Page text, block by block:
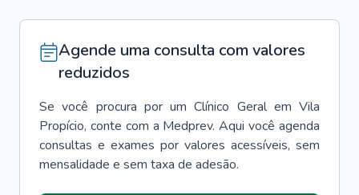
Agende uma consulta com valores
reduzidos
Se você procura por um Clínico Geral em Vila
Propício, conte com a Medprev. Aqui você agenda
consultas e exames por valores acessíveis, sem
mensalidade e sem taxa de adesão.